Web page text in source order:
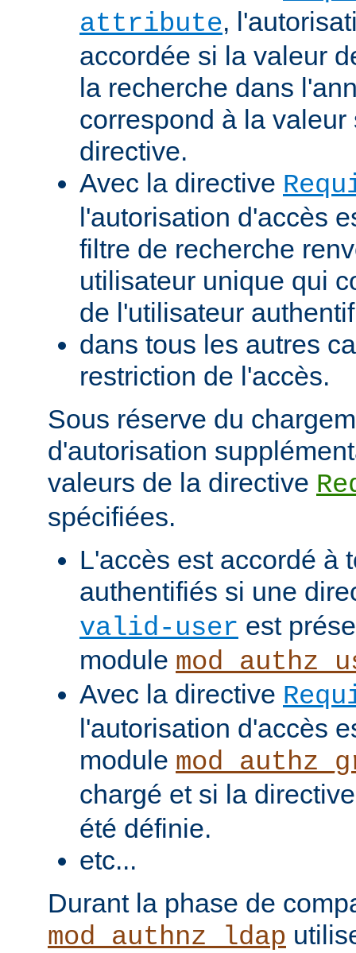
attribute,
accordée si la valeur
la recherche dans
correspond à la
directive.
Avec la directive
l'autorisation d'accès
filtre de recherche
utilisateur unique qui
de l'utilisateur
dans tous les autres
restriction de l'accès.
Sous réserve du
d'autorisation
valeurs de la directive
spécifiées.
L'accès est accordé à
authentifiés si une
valid-user est
module
Avec la directive
l'autorisation d'accès
module
chargé et si la
été définie.
etc...
Durant la phase de
mod_authnz_ldap